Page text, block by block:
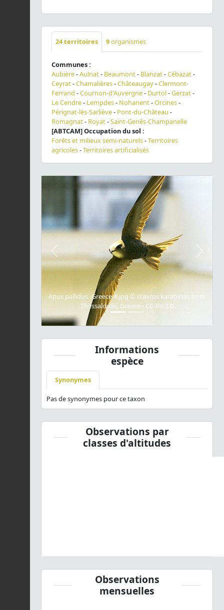
24territoires 9organismes
Communes :
Aubière-Aulnat- Beaumont- Blanzat-Cébazat-
Ceyrat-Chamalières-Châteaugay-Clermont-
Ferrand -Cournon-d'Auvergne- Durtol-Gerzat-
Le Cendre- Lempdes- Nohanent-Orcines-
Pérignat-lès-Sarliève- Pont-du-Château -
Romagnat- Royat-Saint-Genès-Champanelle
[ABTCAM] Occupation du sol :
Forêts et milieux semi-naturels-Territoires
agricoles-Territoires artificialisés
Apus pallidus -Greece-8.jpg © stavros karabinas from
Thessaloniki, Greece - CC-BY-2.0
Previous
Informations
espèce
Synonymes
Pas de synonymes pour ce taxon
Observations par
classes d'altitudes
Observations
mensuelles